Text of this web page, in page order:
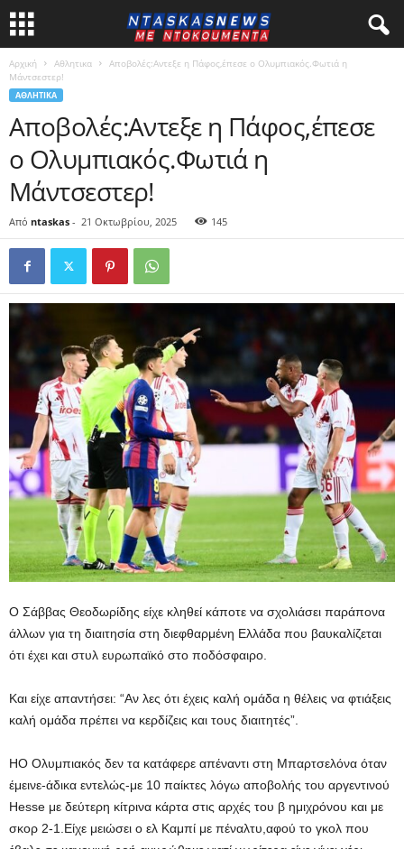
Αρχική Αθλητικα
Αποβολές:Αντεξε η Πάφος,έπεσε ο Ολυμπιακός.Φωτιά η
Μάντσεστερ!
ΑΘΛΗΤΙΚΑ
Αποβολές:Αντεξε η Πάφος,έπεσε
ο Ολυμπιακός.Φωτιά η
Μάντσεστερ!
Από ntaskas - 21 Οκτωβρίου, 2025 145
Ο Σάββας Θεοδωρίδης είχε κληθεί κάποτε να σχολιάσει παράπονα
άλλων για τη διαιτησία στη διεφθαρμένη Ελλάδα που βαυκαλίζεται
ότι έχει και στυλ ευρωπαϊκό στο ποδόσφαιρο.
Και είχε απαντήσει: “Αν λες ότι έχεις καλή ομάδα η θέλεις να φτιάξεις
καλή ομάδα πρέπει να κερδίζεις και τους διαιτητές”.
ΗΟ Ολυμπιακός δεν τα κατάφερε απέναντι στη Μπαρτσελόνα όταν
έμεινε-άδικα εντελώς-με 10 παίκτες λόγω αποβολής του αργεντινού
Hesse με δεύτερη κίτρινα κάρτα στις αρχές του β ημιχρόνου και με
σκορ 2-1.Είχε μειώσει ο ελ Καμπί με πέναλτυ,αφού το γκολ που